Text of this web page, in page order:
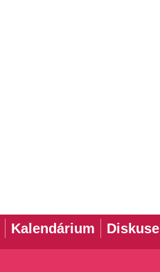
Kalendárium Diskuse